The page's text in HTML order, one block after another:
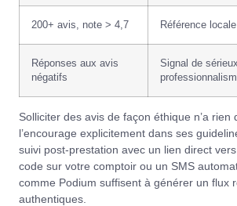
200+ avis, note > 4,7 Référence
Réponses aux avis
négatifs
Signal de
Solliciter des avis de façon éthique n’a rien
l’encourage explicitement dans ses
suivi post-prestation avec un lien direct
code sur votre comptoir ou un SMS
comme Podium suffisent à générer un flux
authentiques.